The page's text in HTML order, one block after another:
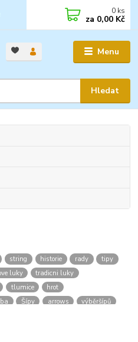
Menu
Hledat
0 ks
za 0,00 Kč
string historie rady
tipy
luky
tradicni luky
tlumice
hrot
Šípy arrows
výběršípů